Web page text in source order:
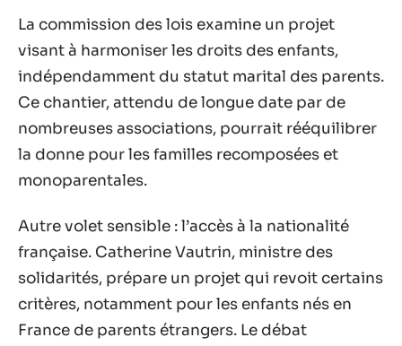
La commission des lois examine un projet
visant à harmoniser les droits des enfants,
indépendamment du statut marital des parents.
Ce chantier, attendu de longue date par de
nombreuses associations, pourrait rééquilibrer
la donne pour les familles recomposées et
monoparentales.
Autre volet sensible : l’accès à la nationalité
française. Catherine Vautrin, ministre des
solidarités, prépare un projet qui revoit certains
critères, notamment pour les enfants nés en
France de parents étrangers. Le débat